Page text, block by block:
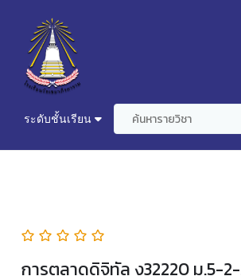
ระดับชั้นเรียน
การตลาดดิจิทัล ง32220 ม.5-2-